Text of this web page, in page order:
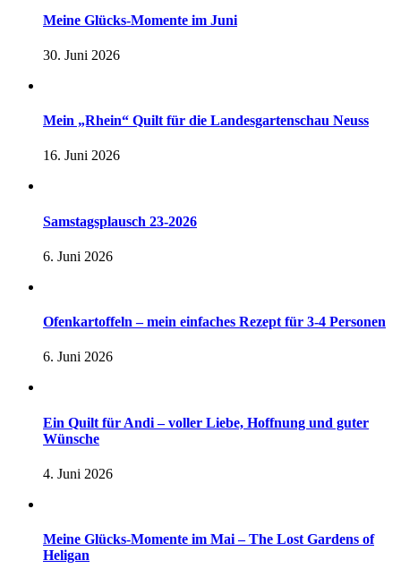
Meine Glücks-Momente im Juni
30. Juni 2026
Mein „Rhein“ Quilt für die Landesgartenschau Neuss
16. Juni 2026
Samstagsplausch 23-2026
6. Juni 2026
Ofenkartoffeln – mein einfaches Rezept für 3-4 Personen
6. Juni 2026
Ein Quilt für Andi – voller Liebe, Hoffnung und guter
Wünsche
4. Juni 2026
Meine Glücks-Momente im Mai – The Lost Gardens of
Heligan